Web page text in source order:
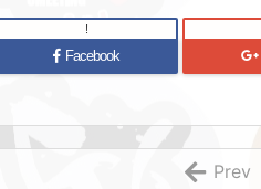
Facebook
!
Prev